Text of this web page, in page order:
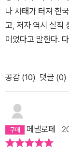
나 사태가 터져 한
고, 저자 역시 실직
이었다고 말한다.
를 바란다고 말한
서 강사로 한국어를
희의 이야기이다.
인공들이 이래서
고 있는 그대로의
이 더욱 공감되었다
공감 (10) 댓글 (0)
페넬로페